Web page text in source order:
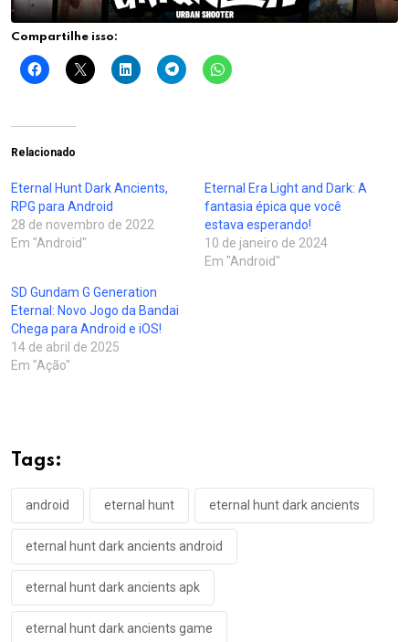
Compartilhe isso:
Relacionado
Eternal Hunt Dark Ancients,
RPG para Android
28 de novembro de 2022
Em "Android"
Eternal Era Light and Dark: A
fantasia épica que você
estava esperando!
10 de janeiro de 2024
Em "Android"
SD Gundam G Generation
Eternal: Novo Jogo da Bandai
Chega para Android e iOS!
14 de abril de 2025
Em "Ação"
Tags:
android eternal hunt eternal hunt dark ancients
eternal hunt dark ancients android
eternal hunt dark ancients apk
eternal hunt dark ancients game